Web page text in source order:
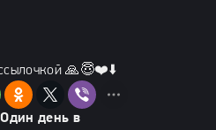
ссылочкой 🙏😇❤️⬇️
день в